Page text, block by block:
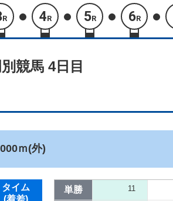
R 4R 5R 6R
競馬 4日目
ｍ(外)
タイム
(着差)
単勝 11